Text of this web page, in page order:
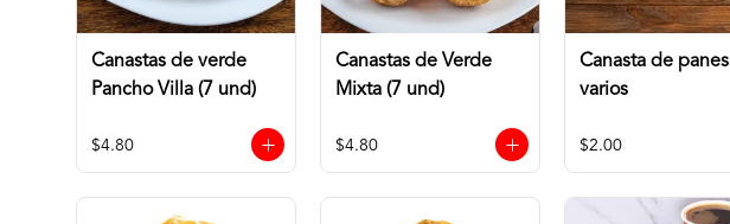
Canastas de verde
Pancho Villa (7 und)
$4.80
Canastas de Verde
Mixta (7 und)
$4.80
Canasta de panes
varios
$2.00